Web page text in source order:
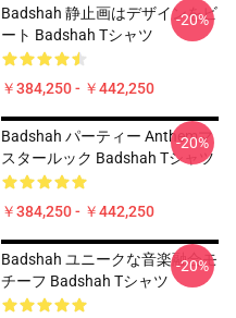
Badshah 静止画はデザインをビ
ート Badshah Tシャツ
￥384,250 - ￥442,250
-20%
Badshah パーティー Anthemマ
スタールック Badshah Tシャツ
￥384,250 - ￥442,250
-20%
Badshah ユニークな音楽融合モ
チーフ Badshah Tシャツ
-20%